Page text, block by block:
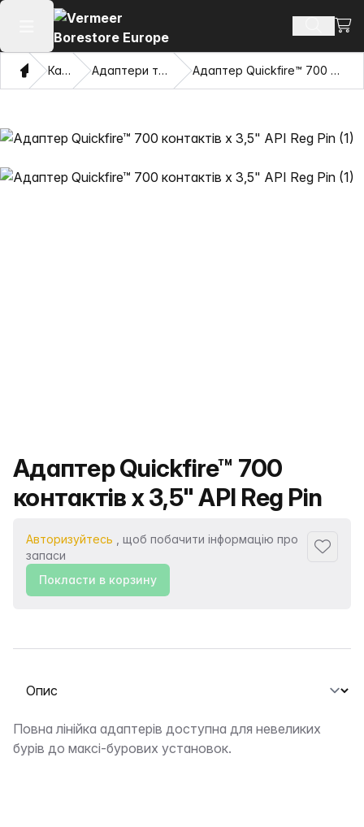
Відкрити головне меню Пошук
Дім Каталог Адаптери та витягувачі очі Адаптер Quickfire™ 700 контактів x 3,5" API Reg Pin
Назва продукту
Адаптер Quickfire™ 700
контактів x 3,5" API Reg Pin
Авторизуйтесь , щоб побачити інформацію про
запаси
Покласти в корзину
Виберіть вкладку
Опис
Повна лінійка адаптерів доступна для невеликих
бурів до максі-бурових установок.